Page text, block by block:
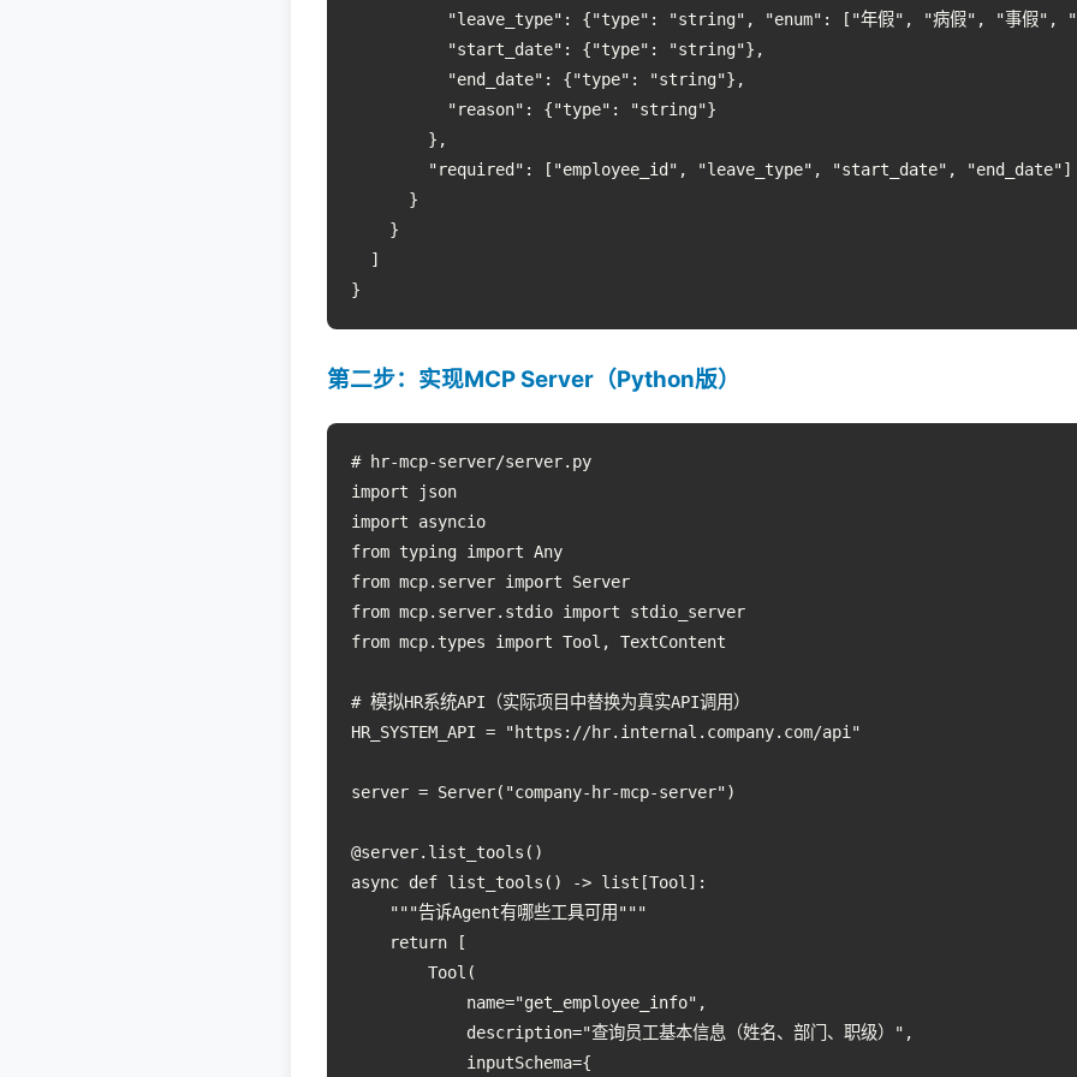
"leave_type": {"type": "string", "enum": ["年假", "病假", "事假", "
          "start_date": {"type": "string"},
          "end_date": {"type": "string"},
          "reason": {"type": "string"}
        },
        "required": ["employee_id", "leave_type", "start_date", "end_date"]
      }
    }
  ]
}
第二步：实现MCP Server（Python版）
# hr-mcp-server/server.py
import json
import asyncio
from typing import Any
from mcp.server import Server
from mcp.server.stdio import stdio_server
from mcp.types import Tool, TextContent
# 模拟HR系统API（实际项目中替换为真实API调用）
HR_SYSTEM_API = "https://hr.internal.company.com/api"
server = Server("company-hr-mcp-server")
@server.list_tools()
async def list_tools() -> list[Tool]:
    """告诉Agent有哪些工具可用"""
    return [
        Tool(
            name="get_employee_info",
            description="查询员工基本信息（姓名、部门、职级）",
            inputSchema={